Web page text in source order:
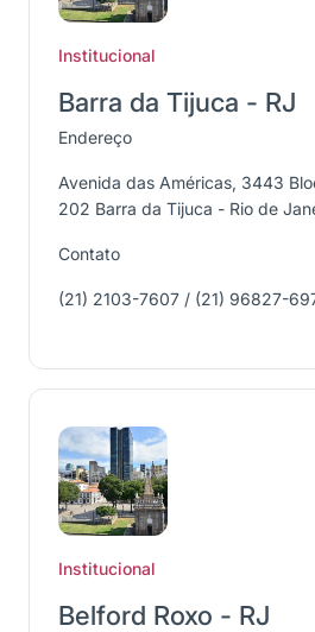
Institucional
Barra da Tijuca - RJ
Endereço
Avenida das Américas, 3443
202 Barra da Tijuca - Rio de
Contato
(21) 2103-7607 / (21) 96827-
Institucional
Belford Roxo - RJ